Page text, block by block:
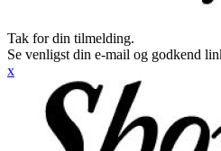
Tak for din tilmelding.
Se venligst din e-mail og godkend
x